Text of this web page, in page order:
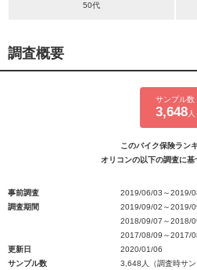
50代
調査概要
サンプル数
3,648人
このバイク保険ラン
オリコンの以下の調査に基
事前調査
2019/06/03～2019/
調査期間
2019/09/02～2019/
2018/09/07～2018/
2017/08/09～2017/
更新日
2020/01/06
サンプル数
3,648人（調査時サン